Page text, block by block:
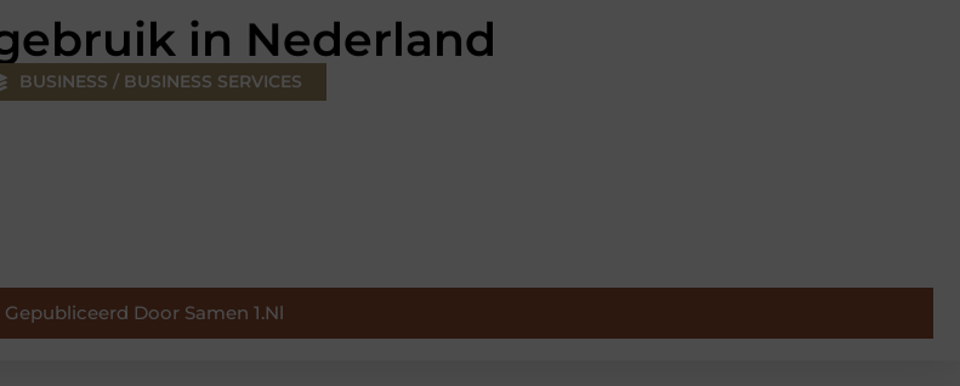
in Nederland
BUSINESS / BUSINESS SERVICES
Gepubliceerd Door Samen 1.nl